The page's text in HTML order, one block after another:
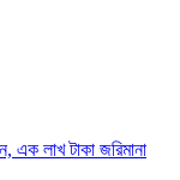
এক লাখ টাকা জরিমানা